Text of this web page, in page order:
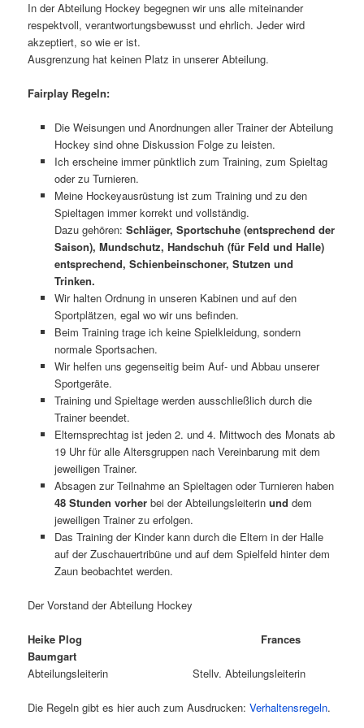
In der Abteilung Hockey begegnen wir uns alle miteinander
respektvoll, verantwortungsbewusst und ehrlich. Jeder wird
akzeptiert, so wie er ist.
Ausgrenzung hat keinen Platz in unserer Abteilung.
Fairplay Regeln:
Die Weisungen und Anordnungen aller Trainer der Abteilung
Hockey sind ohne Diskussion Folge zu leisten.
Ich erscheine immer pünktlich zum Training, zum Spieltag
oder zu Turnieren.
Meine Hockeyausrüstung ist zum Training und zu den
Spieltagen immer korrekt und vollständig.
Dazu gehören: Schläger, Sportschuhe (entsprechend der
Saison), Mundschutz, Handschuh (für Feld und Halle)
entsprechend, Schienbeinschoner, Stutzen und
Trinken.
Wir halten Ordnung in unseren Kabinen und auf den
Sportplätzen, egal wo wir uns befinden.
Beim Training trage ich keine Spielkleidung, sondern
normale Sportsachen.
Wir helfen uns gegenseitig beim Auf- und Abbau unserer
Sportgeräte.
Training und Spieltage werden ausschließlich durch die
Trainer beendet.
Elternsprechtag ist jeden 2. und 4. Mittwoch des Monats ab
19 Uhr für alle Altersgruppen nach Vereinbarung mit dem
jeweiligen Trainer.
Absagen zur Teilnahme an Spieltagen oder Turnieren haben
48 Stunden vorherbei der Abteilungsleiterin und dem
jeweiligen Trainer zu erfolgen.
Das Training der Kinder kann durch die Eltern in der Halle
auf der Zuschauertribüne und auf dem Spielfeld hinter dem
Zaun beobachtet werden.
Der Vorstand der Abteilung Hockey
Heike Plog Frances
Baumgart
Abteilungsleiterin Stellv. Abteilungsleiterin
Die Regeln gibt es hier auch zum Ausdrucken:Verhaltensregeln.